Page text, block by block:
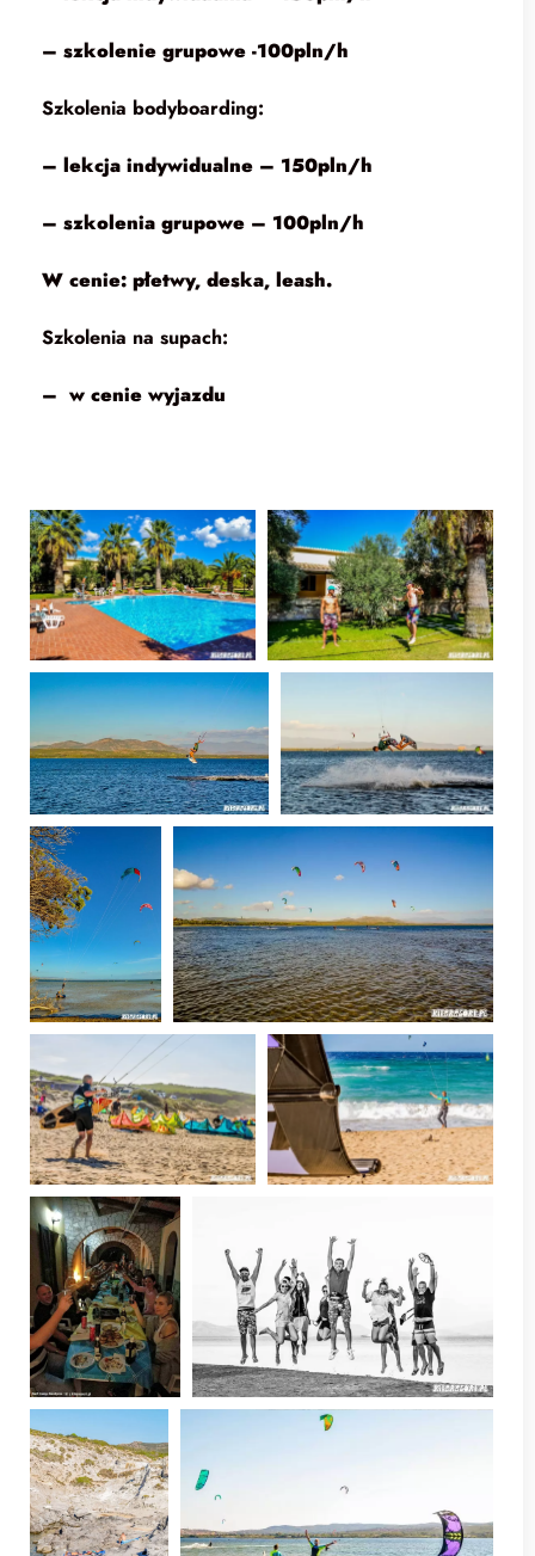
– szkolenie grupowe -100pln/h
Szkolenia bodyboarding:
– lekcja indywidualne – 150pln/h
– szkolenia grupowe – 100pln/h
W cenie: płetwy, deska, leash.
Szkolenia na supach:
– w cenie wyjazdu